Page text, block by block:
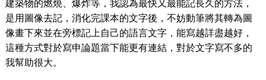
建築物的燃燒、爆炸等，我認為最快又最能記長久的方法，
是用圖像去記，消化完課本的文字後，不妨動筆將其轉為圖
像畫下來並在旁標記上自己的語言文字，能寫越詳盡越好，
這種方式對於寫申論題當下能更有連結，對於文字寫不多的
我幫助很大。